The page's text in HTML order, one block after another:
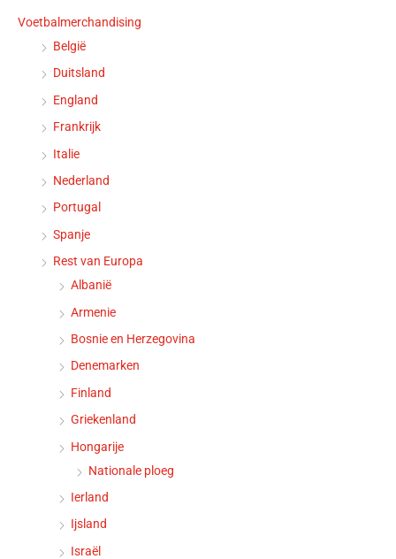
Voetbalmerchandising
België
Duitsland
England
Frankrijk
Italie
Nederland
Portugal
Spanje
Rest van Europa
Albanië
Armenie
Bosnie en Herzegovina
Denemarken
Finland
Griekenland
Hongarije
Nationale ploeg
Ierland
Ijsland
Israël